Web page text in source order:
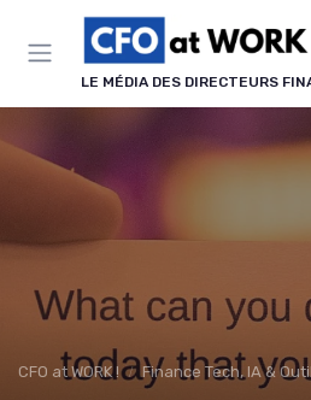
LE MÉDIA DES DIRECTEURS
CFO at WORK ! Finance Tech, IA &
Panneau de gestion des cookies